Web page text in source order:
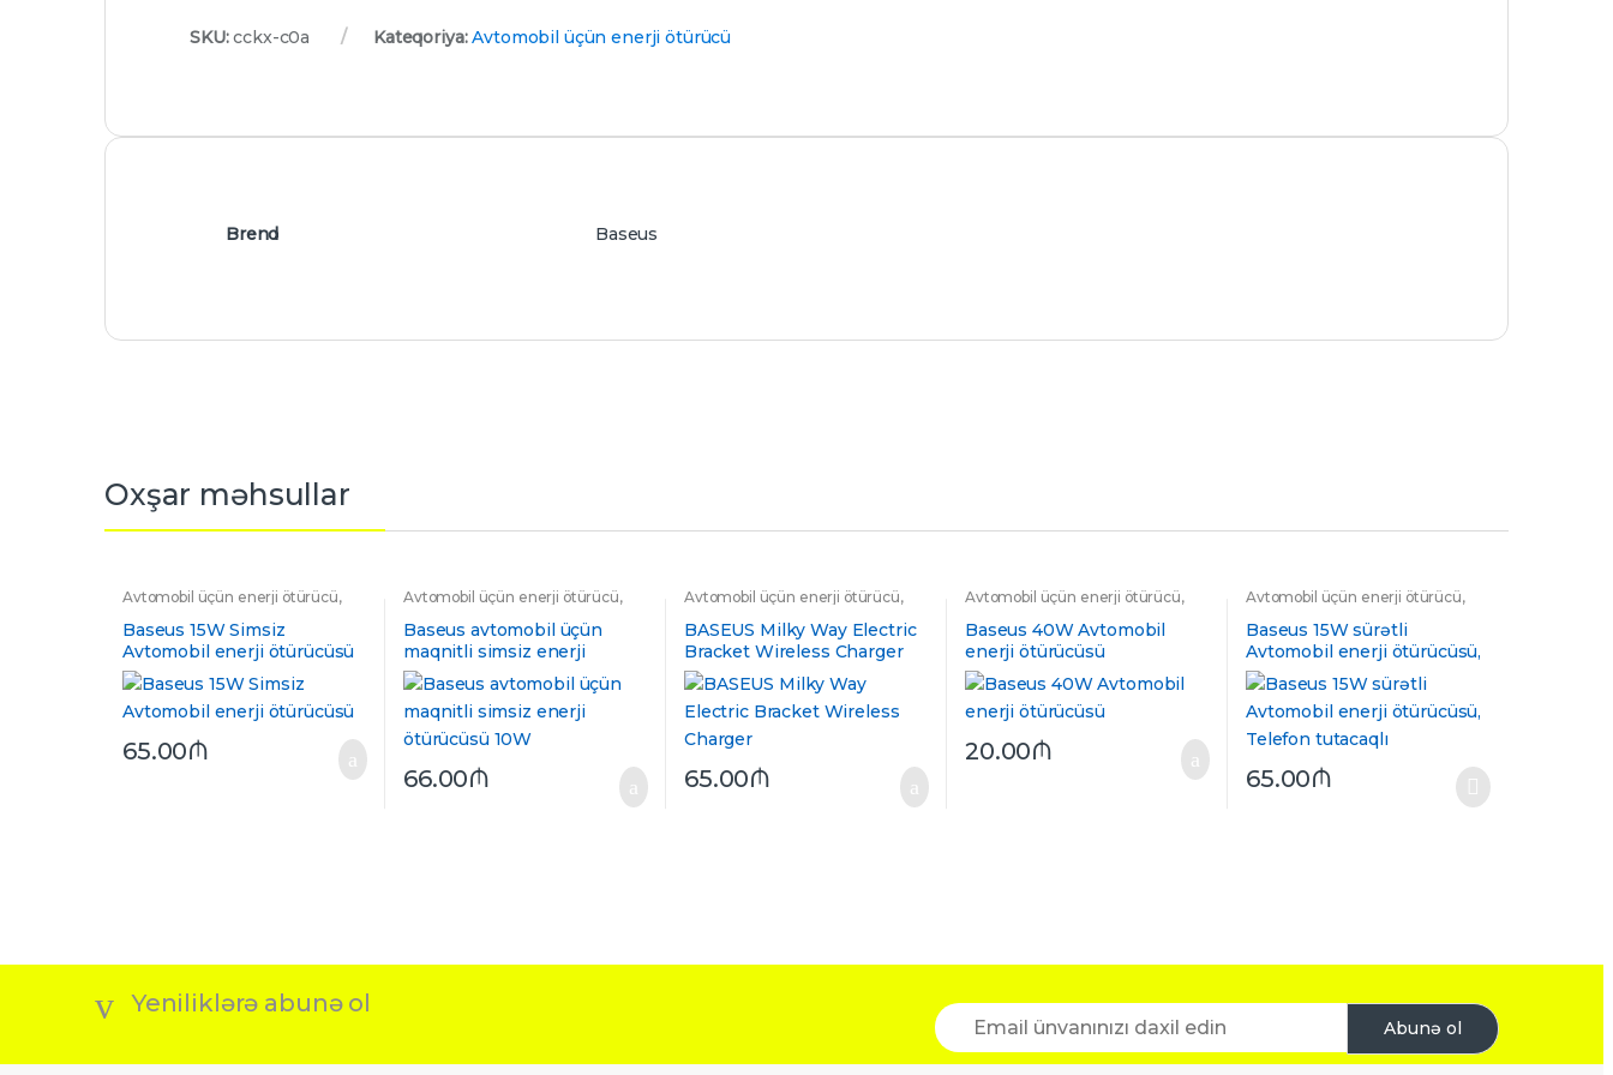
SKU:cckx-c0a Kateqoriya:Avtomobil üçün enerji ötürücü
Brend Baseus
Oxşar məhsullar
Avtomobil üçün enerji ötürücü,
Hava yerinə keçən,Şit üçün
Baseus 15W Simsiz
Avtomobil enerji ötürücüsü
65.00₼
Avtomobil üçün enerji ötürücü,
Telefon üçün dayaq
Baseus avtomobil üçün
maqnitli simsiz enerji
ötürücüsü 10W
66.00₼
Avtomobil üçün enerji ötürücü,
Hava yerinə keçən,Telefon üçün
dayaq
BASEUS Milky Way Electric
Bracket Wireless Charger
65.00₼
Avtomobil üçün enerji ötürücü,
Baseus 40W Avtomobil
enerji ötürücüsü
20.00₼
Avtomobil üçün enerji ötürücü,
Hava yerinə keçən,Telefon üçün
dayaq
Baseus 15W sürətli
Avtomobil enerji ötürücüsü,
Telefon tutacaqlı
65.00₼
Yeniliklərə abunə ol
E
m
a
Abunə ol